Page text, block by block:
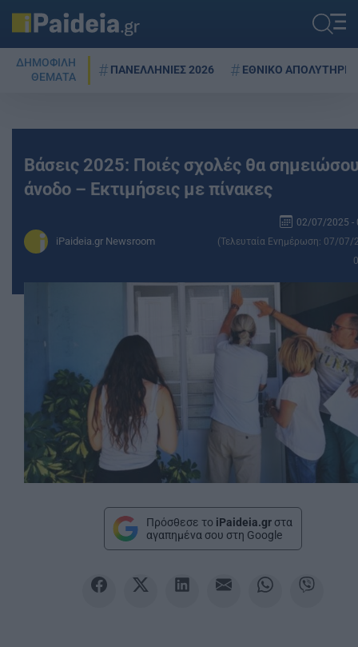
ΔΗΜΟΦΙΛΗ
ΘΕΜΑΤΑ
ΠΑΝΕΛΛΗΝΙΕΣ 2026 ΕΘΝΙΚΟ ΑΠΟΛΥΤΗΡΙΟ
Βάσεις 2025: Ποιές σχολές θα
άνοδο – Εκτιμήσεις με πίνακες
iPaideia.gr Newsroom
02/07/2025 -
(Τελευταία Ενημέρωση: 07/07/
Πρόσθεσε το iPaideia.grστα
αγαπημένα σου στη Google